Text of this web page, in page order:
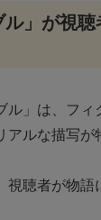
ル」が視
ル」は、フ
アルな描写が
視聴者が物語